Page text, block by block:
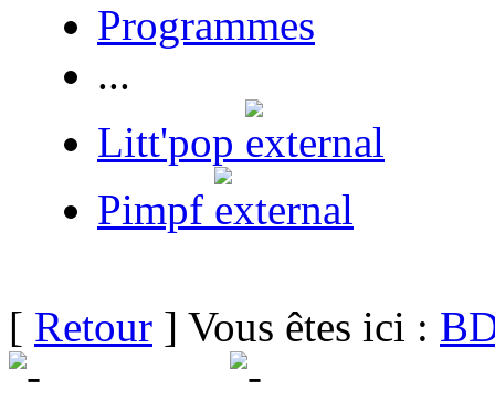
Programmes
...
Litt'pop
Pimpf
[ Retour ] Vous êtes ici :